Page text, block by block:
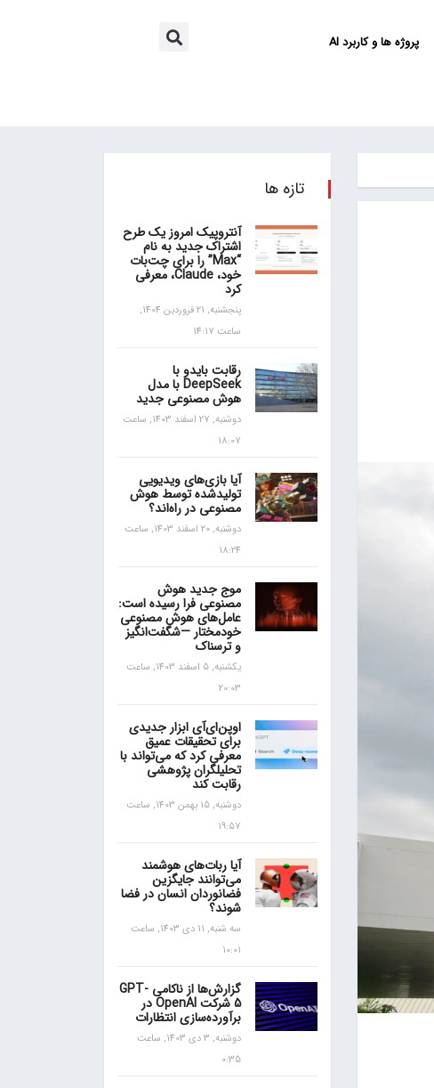
پروژه ها و کاربرد AI
تازه ها
آنتروپیک امروز یک طرح
اشتراک جدید به نام
“Max” را برای چت‌بات
خود، Claude، معرفی
کرد
پنجشنبه, 21 فروردین 1404,
ساعت 14:17
رقابت بایدو با
DeepSeek با مدل
هوش مصنوعی جدید
دوشنبه, 27 اسفند 1403, ساعت
18:07
آیا بازی‌های ویدیویی
تولیدشده توسط هوش
مصنوعی در راه‌اند؟
دوشنبه, 20 اسفند 1403, ساعت
18:24
موج جدید هوش
مصنوعی فرا رسیده است:
عامل‌های هوش مصنوعی
خودمختار —شگفت‌انگیز
و ترسناک
یکشنبه, 5 اسفند 1403, ساعت
20:03
اوپن‌ای‌آی ابزار جدیدی
برای تحقیقات عمیق
معرفی کرد که می‌تواند با
تحلیلگران پژوهشی
رقابت کند
دوشنبه, 15 بهمن 1403, ساعت
19:57
آیا ربات‌های هوشمند
می‌توانند جایگزین
فضانوردان انسان در فضا
شوند؟
سه شنبه, 11 دی 1403, ساعت
10:01
گزارش‌ها از ناکامی GPT-
5 شرکت OpenAI در
برآورده‌سازی انتظارات
دوشنبه, 3 دی 1403, ساعت
0:35